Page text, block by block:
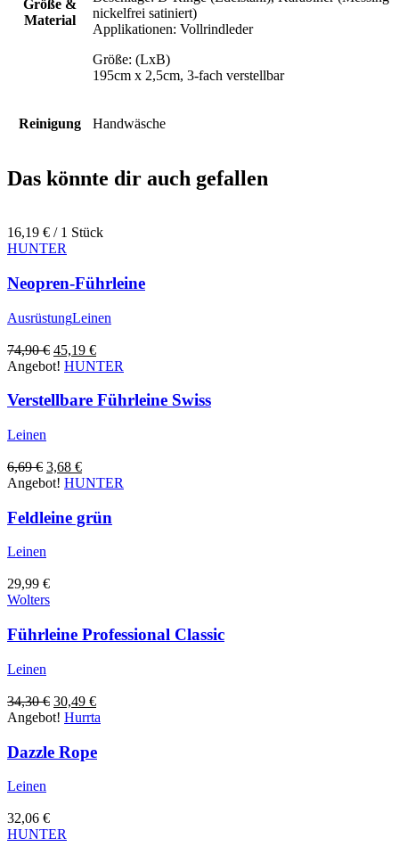
Größe &
Material
nickelfrei satiniert)
Applikationen: Vollrindleder
Größe: (LxB)
195cm x 2,5cm, 3-fach verstellbar
Reinigung Handwäsche
Das könnte dir auch gefallen
16,19 € / 1 Stück
HUNTER
Neopren-Führleine
AusrüstungLeinen
74,90€ Ursprünglicher
Preis
74,90 €
45,19 €Aktueller
Preis
45,19 €.
Angebot! HUNTER
Verstellbare Führleine Swiss
Leinen
6,69€ Ursprünglicher
Preis
6,69 €
3,68 €Aktueller
Preis
3,68 €.
Angebot! HUNTER
Feldleine grün
Leinen
29,99 €
Wolters
Führleine Professional Classic
Leinen
34,30€ Ursprünglicher
Preis
34,30 €
30,49 €Aktueller
Preis
30,49 €.
Angebot! Hurrta
Dazzle Rope
Leinen
32,06 €
HUNTER